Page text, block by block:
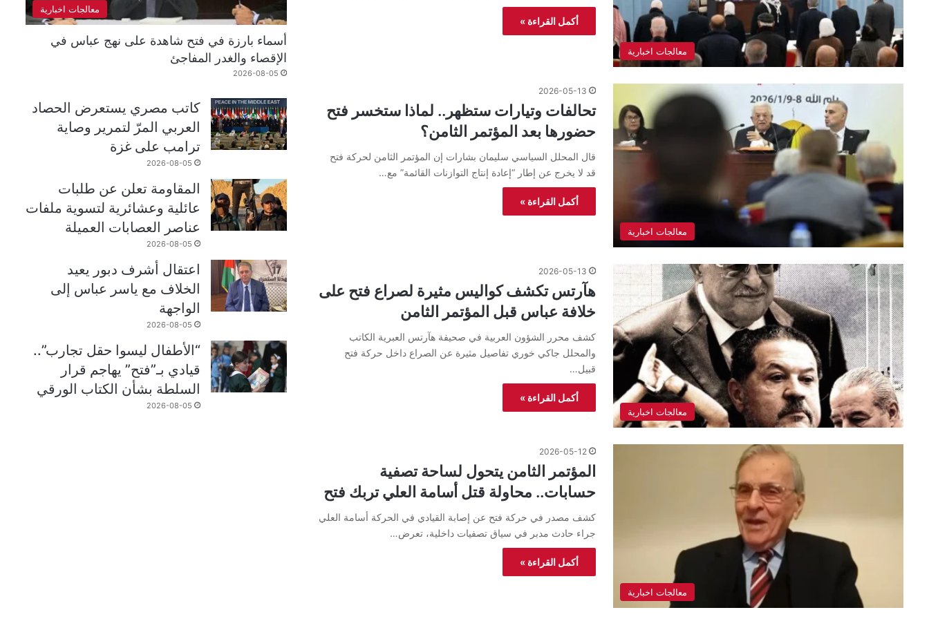
معالجات اخبارية
أكمل القراءة »
معالجات اخبارية
2026-05-13
تحالفات وتيارات ستظهر.. لماذا ستخسر فتح
حضورها بعد المؤتمر الثامن؟
قال المحلل السياسي سليمان بشارات إن المؤتمر الثامن لحركة فتح
قد لا يخرج عن إطار “إعادة إنتاج التوازنات القائمة” مع…
أكمل القراءة »
معالجات اخبارية
2026-05-13
هآرتس تكشف كواليس مثيرة لصراع فتح على
خلافة عباس قبل المؤتمر الثامن
كشف محرر الشؤون العربية في صحيفة هآرتس العبرية الكاتب
والمحلل جاكي خوري تفاصيل مثيرة عن الصراع داخل حركة فتح
قبيل…
أكمل القراءة »
معالجات اخبارية
2026-05-12
المؤتمر الثامن يتحول لساحة تصفية
حسابات.. محاولة قتل أسامة العلي تربك فتح
كشف مصدر في حركة فتح عن إصابة القيادي في الحركة أسامة العلي
جراء حادث مدبر في سياق تصفيات داخلية، تعرض…
أكمل القراءة »
معالجات اخبارية
أسماء بارزة في فتح شاهدة على نهج عباس في
الإقصاء والغدر المفاجئ
2026-08-05
كاتب مصري يستعرض الحصاد
العربي المرّ لتمرير وصاية
ترامب على غزة
2026-08-05
المقاومة تعلن عن طلبات
عائلية وعشائرية لتسوية ملفات
عناصر العصابات العميلة
2026-08-05
اعتقال أشرف دبور يعيد
الخلاف مع ياسر عباس إلى
الواجهة
2026-08-05
“الأطفال ليسوا حقل تجارب”..
قيادي بـ”فتح” يهاجم قرار
السلطة بشأن الكتاب الورقي
2026-08-05